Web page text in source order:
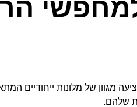
למחפשי
מגוון של מלונות ייחודיים
שלהם.